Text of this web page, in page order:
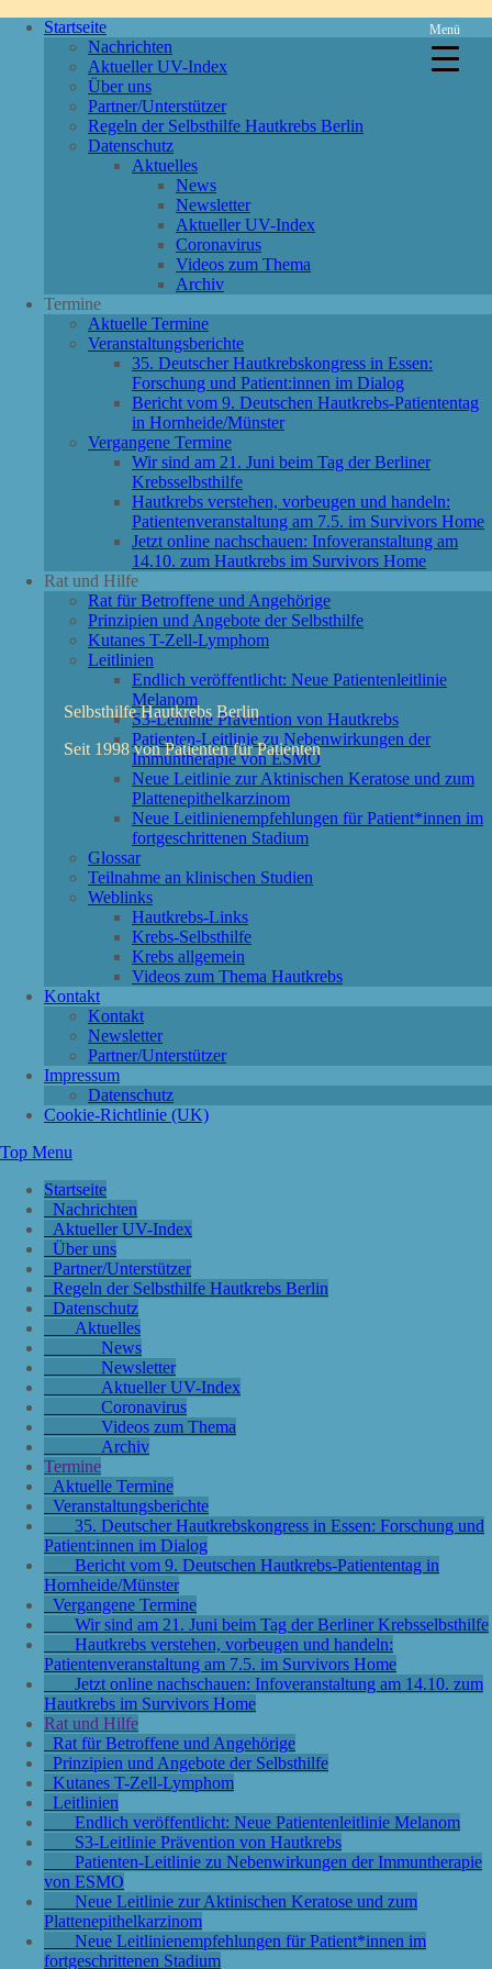
Startseite
Nachrichten
Aktueller UV-Index
Über uns
Partner/Unterstützer
Regeln der Selbsthilfe Hautkrebs Berlin
Datenschutz
Aktuelles
News
Newsletter
Aktueller UV-Index
Coronavirus
Videos zum Thema
Archiv
Termine
Aktuelle Termine
Veranstaltungsberichte
35. Deutscher Hautkrebskongress in Essen:
Forschung und Patient:innen im Dialog
Bericht vom 9. Deutschen Hautkrebs-Patiententag
in Hornheide/Münster
Vergangene Termine
Wir sind am 21. Juni beim Tag der Berliner
Krebsselbsthilfe
Hautkrebs verstehen, vorbeugen und handeln:
Patientenveranstaltung am 7.5. im Survivors Home
Jetzt online nachschauen: Infoveranstaltung am
14.10. zum Hautkrebs im Survivors Home
Rat und Hilfe
Rat für Betroffene und Angehörige
Prinzipien und Angebote der Selbsthilfe
Kutanes T-Zell-Lymphom
Leitlinien
Endlich veröffentlicht: Neue Patientenleitlinie
Melanom
S3-Leitlinie Prävention von Hautkrebs
Patienten-Leitlinie zu Nebenwirkungen der
Immuntherapie von ESMO
Neue Leitlinie zur Aktinischen Keratose und zum
Plattenepithelkarzinom
Neue Leitlinienempfehlungen für Patient*innen im
fortgeschrittenen Stadium
Glossar
Teilnahme an klinischen Studien
Weblinks
Hautkrebs-Links
Krebs-Selbsthilfe
Krebs allgemein
Videos zum Thema Hautkrebs
Kontakt
Kontakt
Newsletter
Partner/Unterstützer
Impressum
Datenschutz
Cookie-Richtlinie (UK)
Top Menu
Startseite
Nachrichten
Aktueller UV-Index
Über uns
Partner/Unterstützer
Regeln der Selbsthilfe Hautkrebs Berlin
Datenschutz
Aktuelles
News
Newsletter
Aktueller UV-Index
Coronavirus
Videos zum Thema
Archiv
Termine
Aktuelle Termine
Veranstaltungsberichte
35. Deutscher Hautkrebskongress in Essen: Forschung und
Patient:innen im Dialog
Bericht vom 9. Deutschen Hautkrebs-Patiententag in
Hornheide/Münster
Vergangene Termine
Wir sind am 21. Juni beim Tag der Berliner Krebsselbsthilfe
Hautkrebs verstehen, vorbeugen und handeln:
Patientenveranstaltung am 7.5. im Survivors Home
Jetzt online nachschauen: Infoveranstaltung am 14.10. zum
Hautkrebs im Survivors Home
Rat und Hilfe
Rat für Betroffene und Angehörige
Prinzipien und Angebote der Selbsthilfe
Kutanes T-Zell-Lymphom
Leitlinien
Endlich veröffentlicht: Neue Patientenleitlinie Melanom
S3-Leitlinie Prävention von Hautkrebs
Patienten-Leitlinie zu Nebenwirkungen der Immuntherapie
von ESMO
Neue Leitlinie zur Aktinischen Keratose und zum
Plattenepithelkarzinom
Neue Leitlinienempfehlungen für Patient*innen im
fortgeschrittenen Stadium
Selbsthilfe Hautkrebs Berlin
Seit 1998 von Patienten für Patienten
Menü